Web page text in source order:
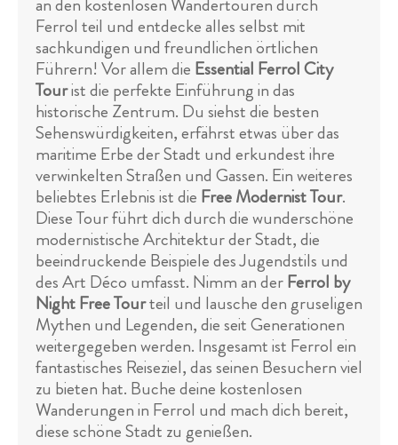
Ferrol teil und entdecke alles selbst mit
sachkundigen und freundlichen örtlichen
Führern! Vor allem die Essential Ferrol City
Tourist die perfekte Einführung in das
historische Zentrum. Du siehst die besten
Sehenswürdigkeiten, erfährst etwas über das
maritime Erbe der Stadt und erkundest ihre
verwinkelten Straßen und Gassen. Ein weiteres
beliebtes Erlebnis ist die Free Modernist Tour.
Diese Tour führt dich durch die wunderschöne
modernistische Architektur der Stadt, die
beeindruckende Beispiele des Jugendstils und
des Art Déco umfasst. Nimm an derFerrol by
Night Free Tourteil und lausche den gruseligen
Mythen und Legenden, die seit Generationen
weitergegeben werden. Insgesamt ist Ferrol ein
fantastisches Reiseziel, das seinen Besuchern viel
zu bieten hat. Buche deine kostenlosen
Wanderungen in Ferrol und mach dich bereit,
diese schöne Stadt zu genießen.